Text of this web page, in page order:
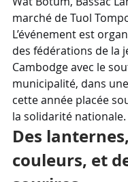
marché de Tuol
L’événement est
des fédérations de la
Cambodge avec le
municipalité, dans
cette année placée
la solidarité nationale.
Des
couleurs, et